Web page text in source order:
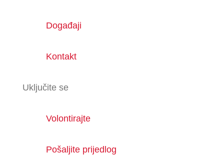
Događaji
Kontakt
Uključite se
Volontirajte
Pošaljite prijedlog